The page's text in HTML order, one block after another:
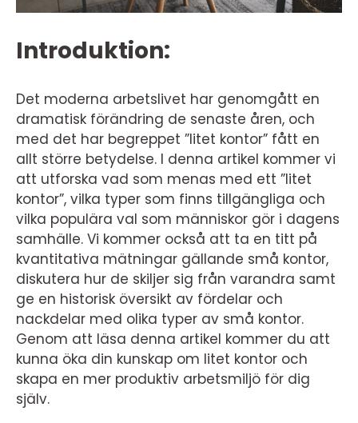
Introduktion:
Det moderna arbetslivet har genomgått en
dramatisk förändring de senaste åren, och
med det har begreppet ”litet kontor” fått en
allt större betydelse. I denna artikel kommer vi
att utforska vad som menas med ett ”litet
kontor”, vilka typer som finns tillgängliga och
vilka populära val som människor gör i dagens
samhälle. Vi kommer också att ta en titt på
kvantitativa mätningar gällande små kontor,
diskutera hur de skiljer sig från varandra samt
ge en historisk översikt av fördelar och
nackdelar med olika typer av små kontor.
Genom att läsa denna artikel kommer du att
kunna öka din kunskap om litet kontor och
skapa en mer produktiv arbetsmiljö för dig
själv.